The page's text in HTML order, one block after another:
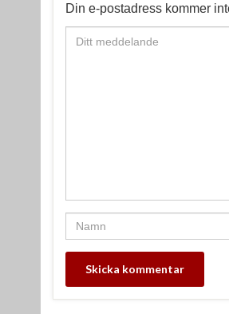
k
s
t
Din e-postadress kommer